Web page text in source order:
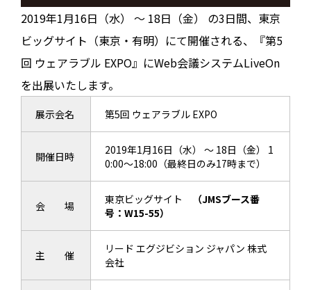
2019年1月16日（水） ～ 18日（金） の3日間、東京
ビッグサイト（東京・有明）にて開催される、『第5
回 ウェアラブル EXPO』にWeb会議システムLiveOn
を出展いたします。
展示会名 第5回 ウェアラブル EXPO
開催日時
2019年1月16日（水） ～ 18日（金） 1
0:00～18:00（最終日のみ17時まで）
会 場 東京ビッグサイト
（JMSブース番
号：W15-55）
主 催
リード エグジビション ジャパン 株式
会社